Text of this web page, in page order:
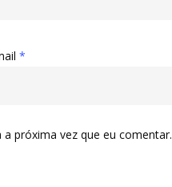
*
próxima vez que eu comentar.